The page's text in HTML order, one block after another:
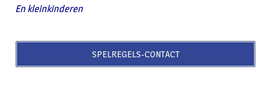
En kleinkinderen
SPELREGELS-CONTACT